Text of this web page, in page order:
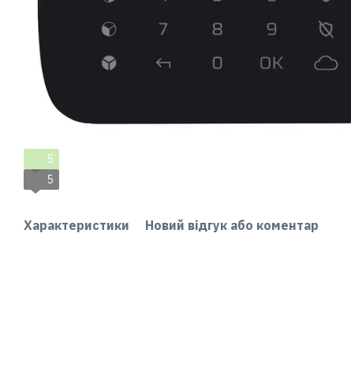
5
5
Характеристики Новий відгук або коментар